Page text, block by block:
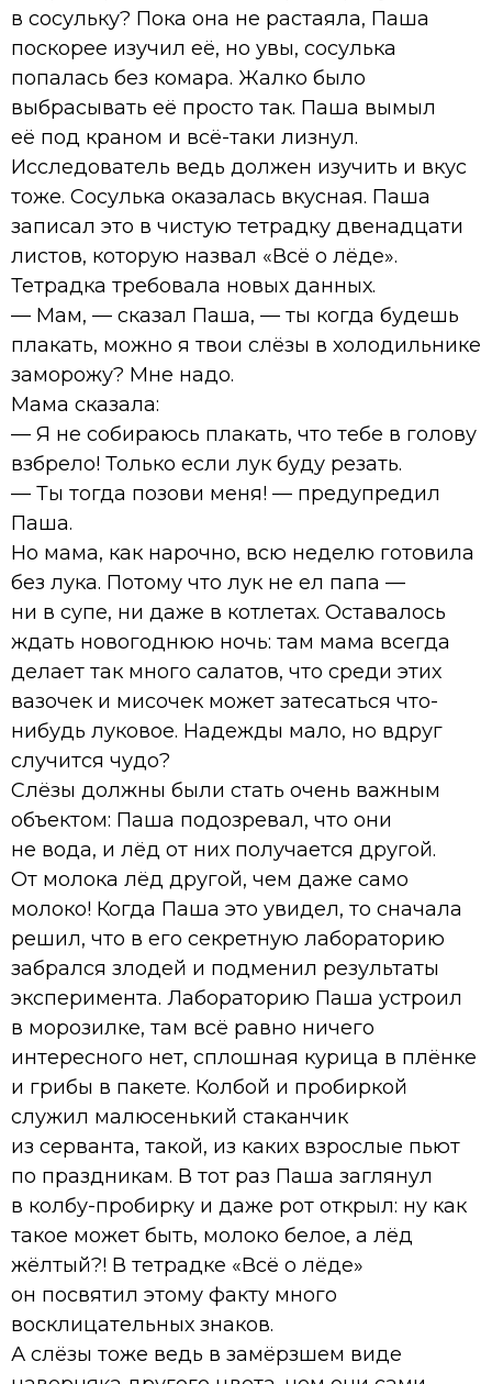
в сосульку? Пока она не растаяла, Паша
поскорее изучил её, но увы, сосулька
попалась без комара. Жалко было
выбрасывать её просто так. Паша вымыл
её под краном и всё-таки лизнул.
Исследователь ведь должен изучить и вкус
тоже. Сосулька оказалась вкусная. Паша
записал это в чистую тетрадку двенадцати
листов, которую назвал «Всё о лёде».
Тетрадка требовала новых данных.
— Мам, — сказал Паша, — ты когда будешь
плакать, можно я твои слёзы в холодильнике
заморожу? Мне надо.
Мама сказала:
— Я не собираюсь плакать, что тебе в голову
взбрело! Только если лук буду резать.
— Ты тогда позови меня! — предупредил
Паша.
Но мама, как нарочно, всю неделю готовила
без лука. Потому что лук не ел папа —
ни в супе, ни даже в котлетах. Оставалось
ждать новогоднюю ночь: там мама всегда
делает так много салатов, что среди этих
вазочек и мисочек может затесаться что-
нибудь луковое. Надежды мало, но вдруг
случится чудо?
Слёзы должны были стать очень важным
объектом: Паша подозревал, что они
не вода, и лёд от них получается другой.
От молока лёд другой, чем даже само
молоко! Когда Паша это увидел, то сначала
решил, что в его секретную лабораторию
забрался злодей и подменил результаты
эксперимента. Лабораторию Паша устроил
в морозилке, там всё равно ничего
интересного нет, сплошная курица в плёнке
и грибы в пакете. Колбой и пробиркой
служил малюсенький стаканчик
из серванта, такой, из каких взрослые пьют
по праздникам. В тот раз Паша заглянул
в колбу-пробирку и даже рот открыл: ну как
такое может быть, молоко белое, а лёд
жёлтый?! В тетрадке «Всё о лёде»
он посвятил этому факту много
восклицательных знаков.
А слёзы тоже ведь в замёрзшем виде